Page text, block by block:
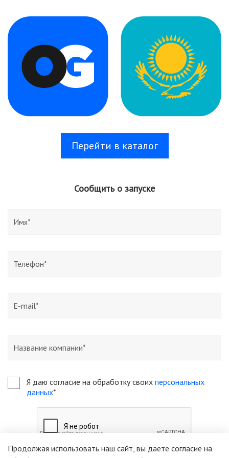
Перейти в каталог
Сообщить о запуске
Я даю согласие на обработку своих персональных
данных*
Продолжая использовать наш сайт, вы даете согласие на